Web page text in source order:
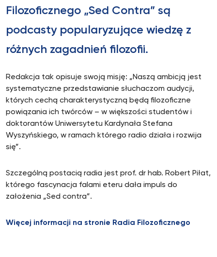
Filozoficznego „Sed Contra” są
podcasty popularyzujące wiedzę z
różnych zagadnień filozofii.
Redakcja tak opisuje swoją misję: „Naszą ambicją jest
systematyczne przedstawianie słuchaczom audycji,
których cechą charakterystyczną będą filozoficzne
powiązania ich twórców – w większości studentów i
doktorantów Uniwersytetu Kardynała Stefana
Wyszyńskiego, w ramach którego radio działa i rozwija
się”.
Szczególną postacią radia jest prof. dr hab. Robert Piłat,
którego fascynacja falami eteru dała impuls do
założenia „Sed contra”.
Więcej informacji na stronie Radia Filozoficznego